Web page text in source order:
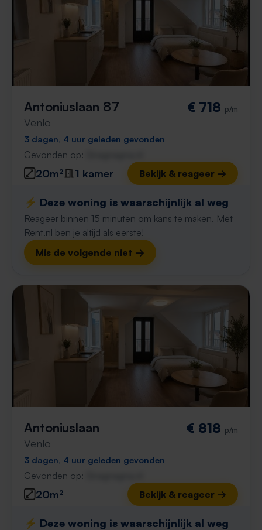
Antoniuslaan 87
Venlo
€ 718 p/m
3 dagen, 4 uur geleden gevonden
Gevonden op:
20m² 1 kamer Bekijk & reageer →
⚡️ Deze woning is waarschijnlijk al weg
Reageer binnen 15 minuten om kans te maken. Met
Rent.nl ben je altijd als eerste!
Mis de volgende niet →
Antoniuslaan
Venlo
€ 818 p/m
3 dagen, 4 uur geleden gevonden
Gevonden op:
20m² Bekijk & reageer →
⚡️ Deze woning is waarschijnlijk al weg